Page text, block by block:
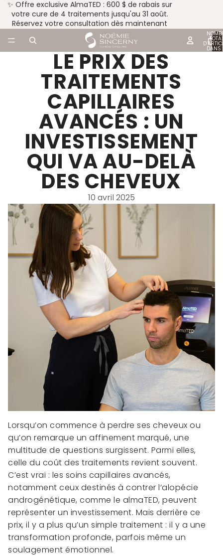
✨ Offre exclusive AlmaTED : 600 $ de rabais sur
votre cure de 4 traitements jusqu'au 31 août.
Réservez votre consultation dès maintenant
DANS
LE PRIX DES
TRAITEMENTS
CAPILLAIRES
AVANCÉS : UN
INVESTISSEMENT
QUI VA AU-DELÀ
DES CHEVEUX
10 avril 2025
Lorsqu’on commence à perdre ses cheveux ou
qu’on remarque un affinement marqué, une
multitude de questions surgissent. Parmi elles,
celle du coût des traitements revient souvent.
C’est vrai : les soins capillaires avancés,
notamment ceux destinés à contrer l’alopécie
androgénétique, comme le almaTED, peuvent
représenter un investissement. Mais derrière ce
prix, il y a plus qu’un simple traitement : il y a une
transformation profonde, parfois même un
soulagement émotionnel.